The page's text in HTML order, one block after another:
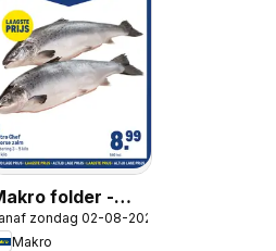
folder -
prijs
zondag 02-08-2026
Makro